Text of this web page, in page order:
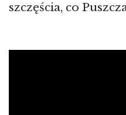
szczęścia, co